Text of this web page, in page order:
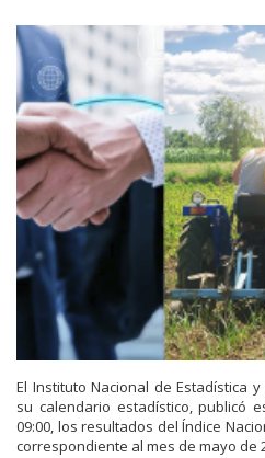
El Instituto Nacional de Estadística y
su calendario estadístico, publicó
09:00, los resultados del Índice
correspondiente al mes de mayo de